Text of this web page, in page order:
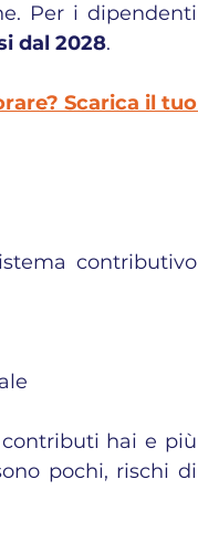
Per i dipendenti
dal 2028.
Scarica il tuo
contributivo
hai e più
pochi, rischi di